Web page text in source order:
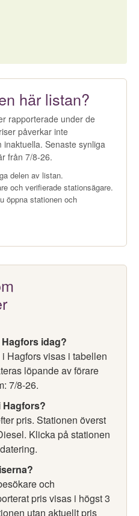
här listan?
rapporterade under de
påverkar inte
Senaste synliga
från 7/8-26.
delen av listan.
och verifierade stationsägare.
öppna stationen och
idag?
Hagfors visas i tabellen
löpande av förare
7/8-26.
Hagfors?
pris. Stationen överst
Klicka på stationen
och
pris visas i högst 3
utan aktuellt pris